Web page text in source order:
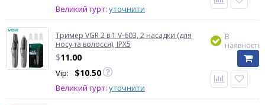
Великий гурт: уточнити
Тример VGR 2 в 1 V-603, 2 насадки (для
носу та волосся), IPX5
$11.00
Vip: $10.50
Великий гурт: уточнити
В
наявності